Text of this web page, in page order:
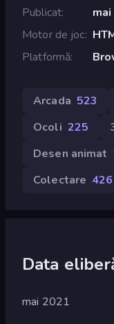
Publicat
Motor de joc
Platformă
Arcada 523
Ocoli 225
Desen animat
Colectare 426
Data
mai 2021